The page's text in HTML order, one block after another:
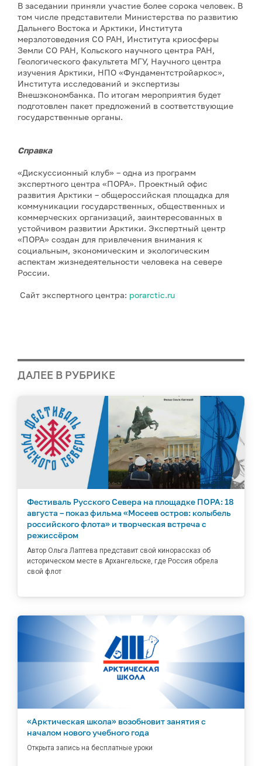
В заседании приняли участие более сорока человек. В
том числе представители Министерства по развитию
Дальнего Востока и Арктики, Института
мерзлотоведения СО РАН, Института криосферы
Земли СО РАН, Кольского научного центра РАН,
Геологического факультета МГУ, Научного центра
изучения Арктики, НПО «Фундаментстройаркос»,
Института исследований и экспертизы
Внешэкономбанка. По итогам мероприятия будет
подготовлен пакет предложений в соответствующие
государственные органы.
Справка
«Дискуссионный клуб» – одна из программ
экспертного центра «ПОРА». Проектный офис
развития Арктики – общероссийская площадка для
коммуникации государственных, общественных и
коммерческих организаций, заинтересованных в
устойчивом развитии Арктики. Экспертный центр
«ПОРА» создан для привлечения внимания к
социальным, экономическим и экологическим
аспектам жизнедеятельности человека на севере
России.
Сайт экспертного центра: porarctic.ru
ДАЛЕЕ В РУБРИКЕ
Фестиваль Русского Севера на площадке ПОРА: 18
августа – показ фильма «Мосеев остров: колыбель
российского флота» и творческая встреча с
режиссёром
Автор Ольга Лаптева представит свой кинорассказ об
историческом месте в Архангельске, где Россия обрела
свой флот
«Арктическая школа» возобновит занятия с
началом нового учебного года
Открыта запись на бесплатные уроки